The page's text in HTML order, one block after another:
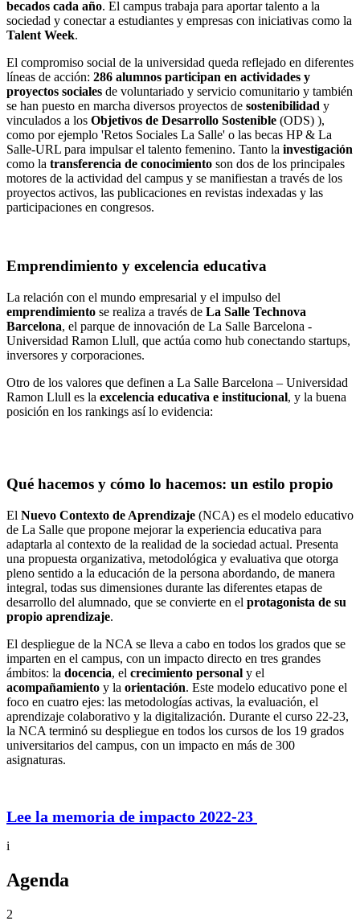
becados cada año. El campus trabaja para aportar talento a la
sociedad y conectar a estudiantes y empresas con iniciativas como la
Talent Week.
El compromiso social de la universidad queda reflejado en diferentes
líneas de acción: 286 alumnos participan en actividades y
proyectos sociales de voluntariado y servicio comunitario y también
se han puesto en marcha diversos proyectos de sostenibilidad y
vinculados a los Objetivos de Desarrollo Sostenible (ODS) ),
como por ejemplo 'Retos Sociales La Salle' o las becas HP & La
Salle-URL para impulsar el talento femenino. Tanto la investigación
como la transferencia de conocimiento son dos de los principales
motores de la actividad del campus y se manifiestan a través de los
proyectos activos, las publicaciones en revistas indexadas y las
participaciones en congresos.
Emprendimiento y excelencia educativa
La relación con el mundo empresarial y el impulso del
emprendimiento se realiza a través de La Salle Technova
Barcelona, el parque de innovación de La Salle Barcelona -
Universidad Ramon Llull, que actúa como hub conectando startups,
inversores y corporaciones.
Otro de los valores que definen a La Salle Barcelona – Universidad
Ramon Llull es la excelencia educativa e institucional, y la buena
posición en los rankings así lo evidencia:
Qué hacemos y cómo lo hacemos: un estilo propio
El Nuevo Contexto de Aprendizaje (NCA) es el modelo educativo
de La Salle que propone mejorar la experiencia educativa para
adaptarla al contexto de la realidad de la sociedad actual. Presenta
una propuesta organizativa, metodológica y evaluativa que otorga
pleno sentido a la educación de la persona abordando, de manera
integral, todas sus dimensiones durante las diferentes etapas de
desarrollo del alumnado, que se convierte en el protagonista de su
propio aprendizaje.
El despliegue de la NCA se lleva a cabo en todos los grados que se
imparten en el campus, con un impacto directo en tres grandes
ámbitos: la docencia, el crecimiento personal y el
acompañamiento y la orientación. Este modelo educativo pone el
foco en cuatro ejes: las metodologías activas, la evaluación, el
aprendizaje colaborativo y la digitalización. Durante el curso 22-23,
la NCA terminó su despliegue en todos los cursos de los 19 grados
universitarios del campus, con un impacto en más de 300
asignaturas.
Lee la memoria de impacto 2022-23
i
Agenda
2